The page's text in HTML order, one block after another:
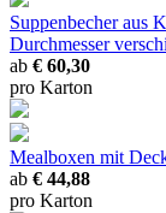
Suppenbecher aus
Durchmesser
ab € 60,30
pro Karton
Mealboxen mit
ab € 44,88
pro Karton